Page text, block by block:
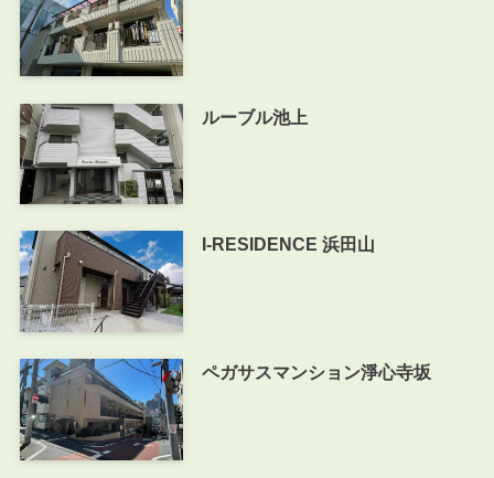
ルーブル池上
I-RESIDENCE 浜田山
ペガサスマンション淨心寺坂